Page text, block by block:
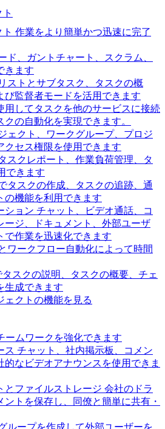
作業をより簡単かつ迅速に完了
ド、ガントチャート、スクラム、
きます
ストとサブタスク、タスクの概
び監督者モードを活用できます
用してタスクを他のサービスに接続
の自動化を実現できます。
ェクト、ワークグループ、プロジ
クセス権限を使用できます
スクレポート、作業負荷管理、タ
できます
タスクの作成、タスクの追跡、通
の機能を利用できます
ション チャット、ビデオ通話、コ
ージ、ドキュメント、外部ユーザ
で作業を迅速化できます
ワークフロー自動化によって時間
スクの説明、タスクの概要、チェ
生成できます
ェクトの機能を見る
ームワークを強化できます
ス チャット、社内掲示板、コメン
的なビデオアナウンスを使用できま
とファイルストレージ 会社のドラ
トを保存し、同僚と簡単に共有・
ループを作成して外部ユーザーを